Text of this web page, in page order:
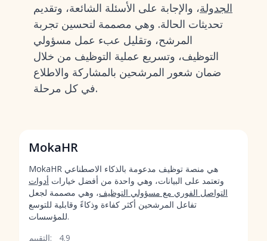
الجدولة، والإجابة على الأسئلة الشائعة، وتقديم
تحديثات الحالة. وهي مصممة لتحسين تجربة
المرشح، وتقليل عبء عمل مسؤولي
التوظيف، وتسريع عملية التوظيف من خلال
ضمان شعور المرشحين بالمشاركة والاطلاع
في كل مرحلة.
MokaHR
MokaHR هي منصة توظيف مدعومة بالذكاء الاصطناعي
وتعتمد على البيانات، وهي واحدة من أفضل خيارات أدوات
التواصل الفوري مع مسؤولي التوظيف، وهي مصممة لجعل
تفاعل المرشحين أكثر كفاءة وذكاءً وقابلية للتوسع
للمؤسسات.
التقييم:
4.9